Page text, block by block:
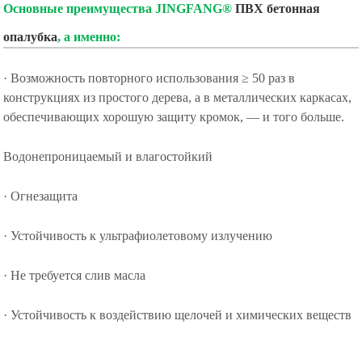
Основные преимущества JINGFANG®ПВХ бетонная
опалубка, а именно:
· Возможность повторного использования ≥ 50 раз в
конструкциях из простого дерева, а в металлических каркасах,
обеспечивающих хорошую защиту кромок, — и того больше.
Водонепроницаемый и влагостойкий
· Огнезащита
· Устойчивость к ультрафиолетовому излучению
· Не требуется слив масла
· Устойчивость к воздействию щелочей и химических веществ